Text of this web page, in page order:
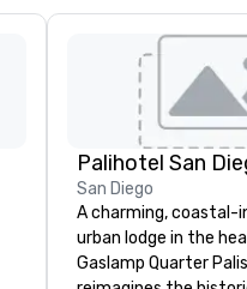
Palihotel San
San Diego
A charming, coastal-
urban lodge in the
Gaslamp Quarter Palisociety